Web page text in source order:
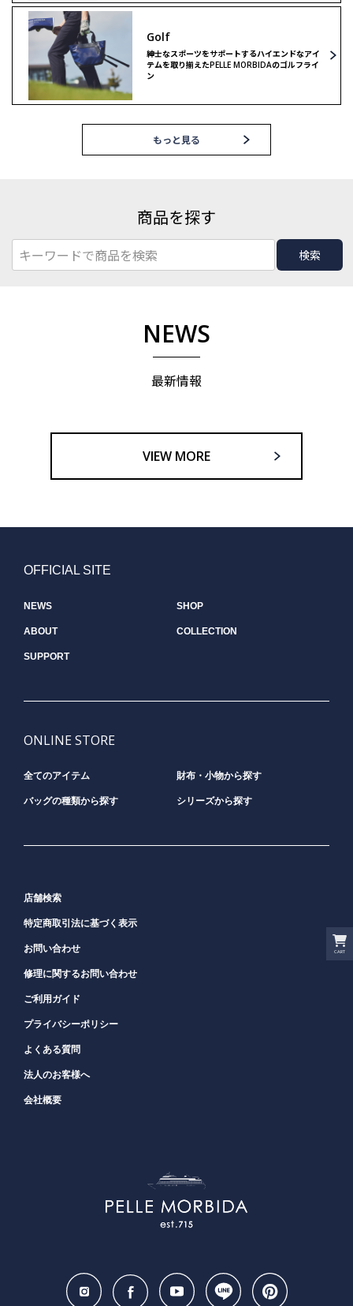
CART
Golf
紳士なスポーツをサポートするハイエンドなアイ
テムを取り揃えたPELLE MORBIDAのゴルフライ
ン
もっと見る
商品を探す
検索
NEWS
最新情報
VIEW MORE
OFFICIAL SITE
NEWS SHOP
ABOUT COLLECTION
SUPPORT
ONLINE STORE
全てのアイテム 財布・小物から探す
バッグの種類から探す シリーズから探す
店舗検索
特定商取引法に基づく表示
お問い合わせ
修理に関するお問い合わせ
ご利用ガイド
プライバシーポリシー
よくある質問
法人のお客様へ
会社概要